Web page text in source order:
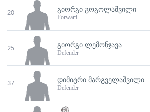
20 ᲒᲘᲝᲠᲒᲘ ᲒᲝᲒᲝᲚᲐᲨᲕᲘᲚᲘ
Forward
25 ᲒᲘᲝᲠᲒᲘ ᲚᲔᲛᲝᲜᲯᲐᲕᲐ
Defender
37 ᲓᲘᲛᲘᲢᲠᲘ ᲛᲐᲠᲒᲕᲔᲚᲐᲨᲕᲘᲚᲘ
Defender